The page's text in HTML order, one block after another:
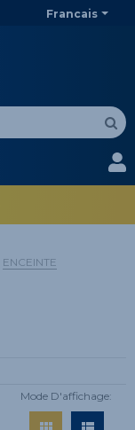
Francais
ENCEINTE
Mode D'affichage: